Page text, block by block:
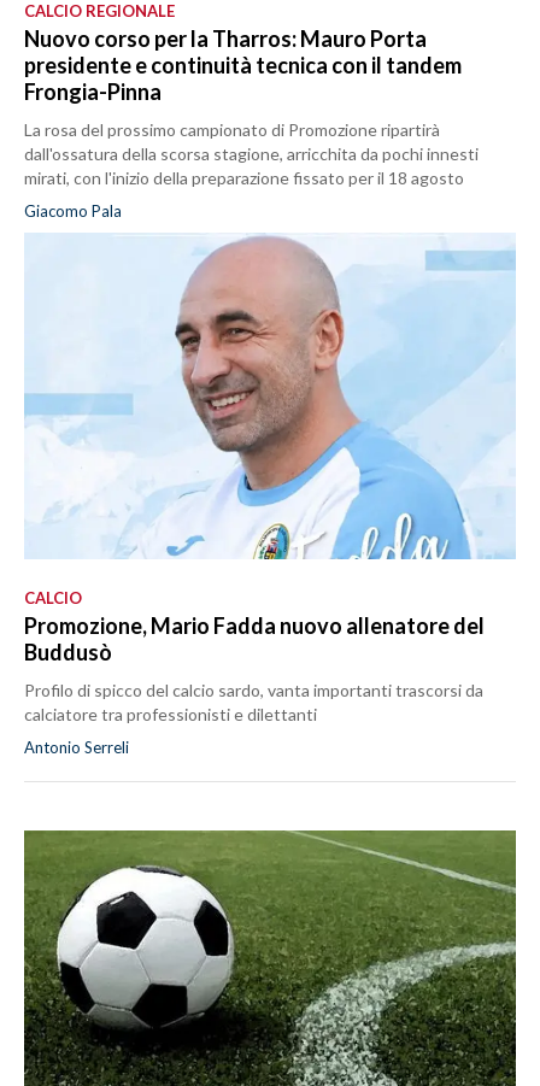
CALCIO REGIONALE
Nuovo corso per la Tharros: Mauro Porta
presidente e continuità tecnica con il tandem
Frongia-Pinna
La rosa del prossimo campionato di Promozione ripartirà
dall'ossatura della scorsa stagione, arricchita da pochi innesti
mirati, con l'inizio della preparazione fissato per il 18 agosto
Giacomo Pala
CALCIO
Promozione, Mario Fadda nuovo allenatore del
Buddusò
Profilo di spicco del calcio sardo, vanta importanti trascorsi da
calciatore tra professionisti e dilettanti
Antonio Serreli